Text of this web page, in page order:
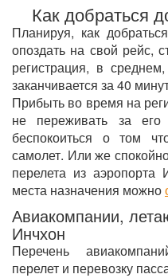
Как добраться
Планируя, как
опоздать на свой рейс,
регистрация, в
заканчивается за 40
Прибыть во время на
не переживать за
беспокоиться о том
самолет. Или же
перелета из
места назначения можно
Авиакомпании,
Инчхон
Перечень
перелет и перевозку